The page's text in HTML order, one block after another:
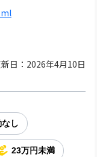
日：2026年4月10日
し
23万円未満